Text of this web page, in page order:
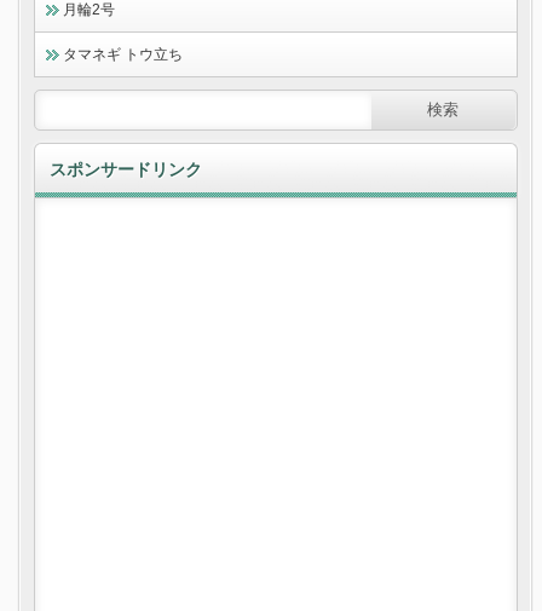
月輪2号
タマネギ トウ立ち
スポンサードリンク